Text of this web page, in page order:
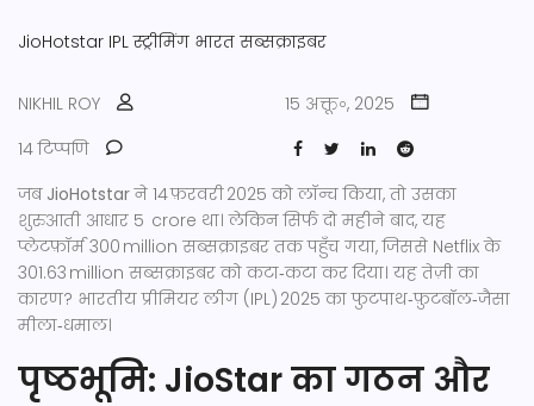
JioHotstar IPL स्ट्रीमिंग भारत सब्सक्राइबर
NIKHIL ROY
15 अक्तू॰, 2025
14 टिप्पणि
जब JioHotstarने 14 फ़रवरी 2025 को लॉन्च किया, तो उसका
शुरुआती आधार 5 crore था। लेकिन सिर्फ दो महीने बाद, यह
प्लेटफ़ॉर्म 300 million सब्सक्राइबर तक पहुँच गया, जिससे Netflix के
301.63 million सब्सक्राइबर को कटा‑कटा कर दिया। यह तेज़ी का
कारण? भारतीय प्रीमियर लीग (IPL) 2025 का फुटपाथ‑फ़ुटबॉल‑जैसा
मीला‑धमाल।
पृष्ठभूमि: JioStar का गठन और